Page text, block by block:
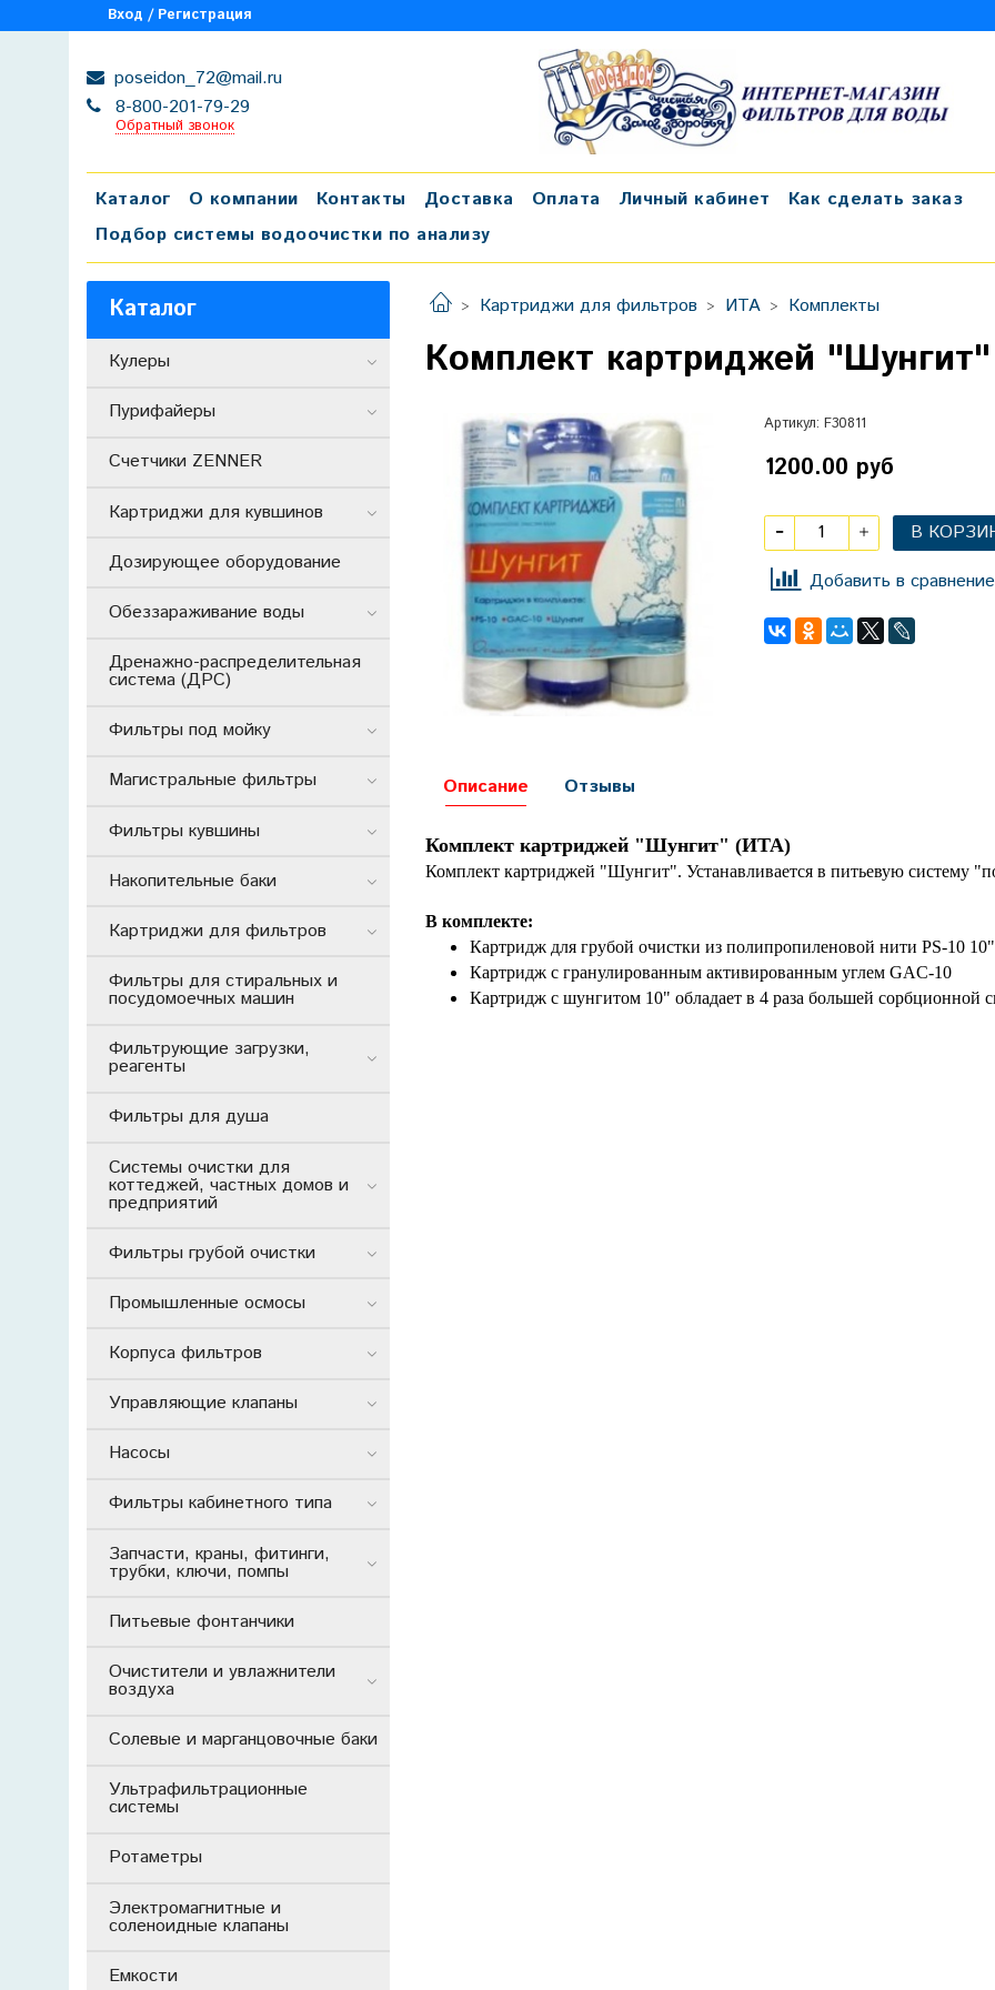
Вход / Регистрация
poseidon_72@mail.ru
8-800-201-79-29
Обратный звонок
Каталог О компании Контакты Доставка Оплата Личный кабинет
Как сделать заказ
Подбор системы водоочистки по анализу
Картриджи для фильтров ИТА Комплекты
Комплект картриджей
Артикул: F30811
1200.00 руб
В
Добавить в сравнение
Описание
Комплект картриджей "Шунгит" (ИТА)
Комплект картриджей "Шунгит". Устанавливается в питьевую систему
В комплекте:
Картридж для грубой очистки из полипропиленовой нити PS-10 10"
Картридж с гранулированным активированным углем GAC-10
Картридж с шунгитом 10" обладает в 4 раза большей сорбционной
Отзывы
Каталог
Кулеры
Пурифайеры
Счетчики ZENNER
Картриджи для кувшинов
Дозирующее оборудование
Обеззараживание воды
Дренажно-распределительная
система (ДРС)
Фильтры под мойку
Магистральные фильтры
Фильтры кувшины
Накопительные баки
Картриджи для фильтров
Фильтры для стиральных и
посудомоечных машин
Фильтрующие загрузки,
реагенты
Фильтры для душа
Системы очистки для
коттеджей, частных домов и
предприятий
Фильтры грубой очистки
Промышленные осмосы
Корпуса фильтров
Управляющие клапаны
Насосы
Фильтры кабинетного типа
Запчасти, краны, фитинги,
трубки, ключи, помпы
Питьевые фонтанчики
Очистители и увлажнители
воздуха
Солевые и марганцовочные баки
Ультрафильтрационные
системы
Ротаметры
Электромагнитные и
соленоидные клапаны
Емкости